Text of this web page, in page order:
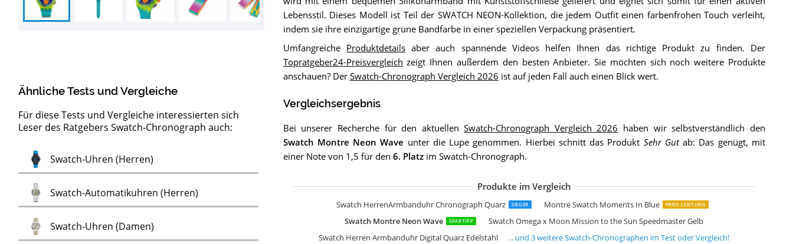
Ähnliche Tests und Vergleiche
Für diese Tests und Vergleiche interessierten sich
Leser des Ratgebers Swatch-Chronograph auch:
Swatch-Uhren (Herren)
Swatch-Automatikuhren (Herren)
Swatch-Uhren (Damen)
Automatikuhren (Herren)Test
BOCCIA Titanium Uhren (Herren)
SmartwatchesTest
Lacoste-Uhren (Damen)Test
Lacoste-Uhren (Herren)Test
Holz-WeckerTest
Farbwechsel-UhrenTest
FEICE UhrenTest
PICTO DamenuhrenTest
PICTO HerrenuhrenTest
EKG-
UhrenTest
Lebensstil. Dieses Modell ist Teil der SWATCH NEON-Kollektion, die jedem Outfit einen farbenfrohen Touch verleiht,
indem sie ihre einzigartige grüne Bandfarbe in einer speziellen Verpackung präsentiert.
Umfangreiche Produktdetailsaber auch spannende Videos helfen Ihnen das richtige Produkt zu finden. Der
Topratgeber24-Preisvergleich zeigt Ihnen außerdem den besten Anbieter. Sie möchten sich noch weitere Produkte
anschauen? Der Swatch-Chronograph Vergleich 2026 ist auf jeden Fall auch einen Blick wert.
Vergleichsergebnis
Bei unserer Recherche für den aktuellenSwatch-Chronograph Vergleich 2026 haben wir selbstverständlich den
Swatch Montre Neon Wave unter die Lupe genommen. Hierbei schnitt das Produkt Sehr Gutab: Das genügt, mit
einer Note von 1,5 für den 6. Platzim Swatch-Chronograph.
Produkte im Vergleich
Swatch HerrenArmbanduhr Chronograph Quarz SIEGER Montre Swatch Moments In Blue PREIS-LEISTUNG
Swatch Montre Neon Wave SPARTIPP
Swatch Omega x Moon Mission to the Sun Speedmaster Gelb
Swatch Herren Armbanduhr Digital Quarz Edelstahl
Swatch Damen Armbanduhr Chronograph Quarz
Swatch Flowing Freshly Armbanduhr
Swatch Herren Chronograph Quarz Uhr
… und3weitereSwatch-Chronographen im Test oder Vergleich!